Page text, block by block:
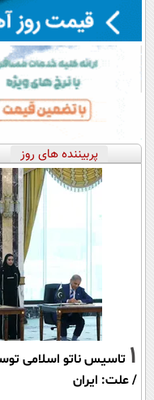
پربیننده های روز
1 تاسیس ناتو اسلامی
/ علت: ایران